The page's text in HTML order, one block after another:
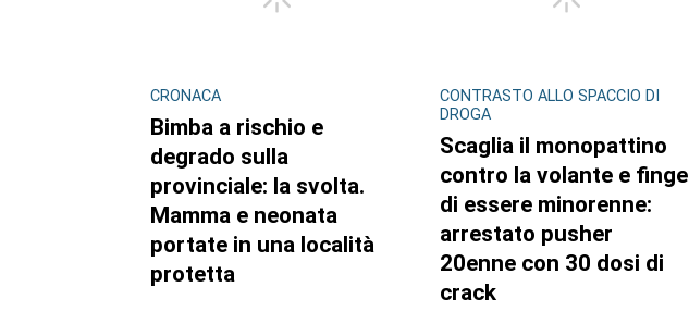
CRONACA
Bimba a rischio e
degrado sulla
provinciale: la svolta.
Mamma e neonata
portate in una località
protetta
CONTRASTO ALLO SPACCIO DI
DROGA
Scaglia il monopattino
contro la volante e finge
di essere minorenne:
arrestato pusher
20enne con 30 dosi di
crack